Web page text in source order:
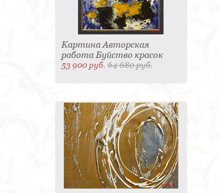
Картина Авторская
работа Буйство красок
53 900 руб.64 680 руб.